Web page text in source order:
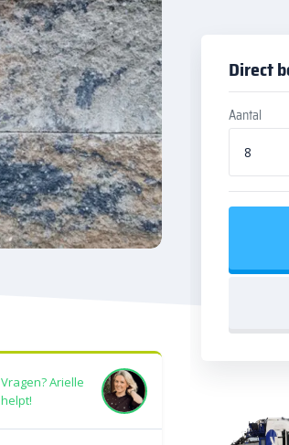
Vragen? Arielle
helpt!
Direct
Aantal